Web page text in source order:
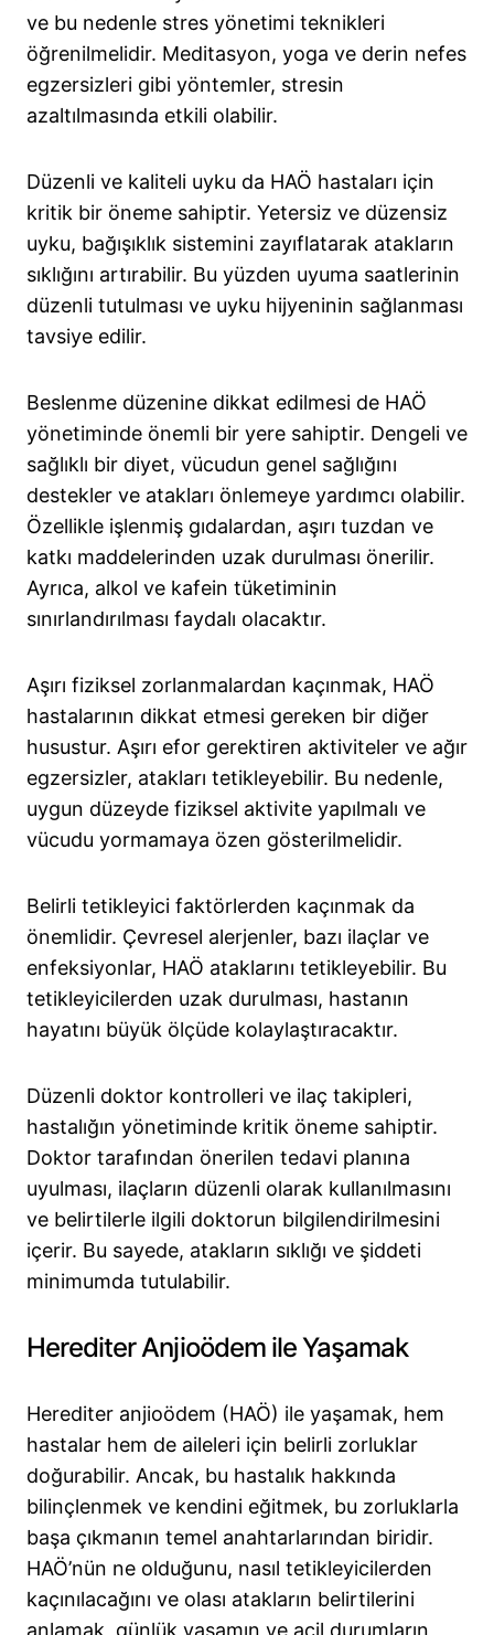
ve bu nedenle stres yönetimi teknikleri
öğrenilmelidir. Meditasyon, yoga ve derin nefes
egzersizleri gibi yöntemler, stresin
azaltılmasında etkili olabilir.
Düzenli ve kaliteli uyku da HAÖ hastaları için
kritik bir öneme sahiptir. Yetersiz ve düzensiz
uyku, bağışıklık sistemini zayıflatarak atakların
sıklığını artırabilir. Bu yüzden uyuma saatlerinin
düzenli tutulması ve uyku hijyeninin sağlanması
tavsiye edilir.
Beslenme düzenine dikkat edilmesi de HAÖ
yönetiminde önemli bir yere sahiptir. Dengeli ve
sağlıklı bir diyet, vücudun genel sağlığını
destekler ve atakları önlemeye yardımcı olabilir.
Özellikle işlenmiş gıdalardan, aşırı tuzdan ve
katkı maddelerinden uzak durulması önerilir.
Ayrıca, alkol ve kafein tüketiminin
sınırlandırılması faydalı olacaktır.
Aşırı fiziksel zorlanmalardan kaçınmak, HAÖ
hastalarının dikkat etmesi gereken bir diğer
husustur. Aşırı efor gerektiren aktiviteler ve ağır
egzersizler, atakları tetikleyebilir. Bu nedenle,
uygun düzeyde fiziksel aktivite yapılmalı ve
vücudu yormamaya özen gösterilmelidir.
Belirli tetikleyici faktörlerden kaçınmak da
önemlidir. Çevresel alerjenler, bazı ilaçlar ve
enfeksiyonlar, HAÖ ataklarını tetikleyebilir. Bu
tetikleyicilerden uzak durulması, hastanın
hayatını büyük ölçüde kolaylaştıracaktır.
Düzenli doktor kontrolleri ve ilaç takipleri,
hastalığın yönetiminde kritik öneme sahiptir.
Doktor tarafından önerilen tedavi planına
uyulması, ilaçların düzenli olarak kullanılmasını
ve belirtilerle ilgili doktorun bilgilendirilmesini
içerir. Bu sayede, atakların sıklığı ve şiddeti
minimumda tutulabilir.
Herediter Anjioödem ile Yaşamak
Herediter anjioödem (HAÖ) ile yaşamak, hem
hastalar hem de aileleri için belirli zorluklar
doğurabilir. Ancak, bu hastalık hakkında
bilinçlenmek ve kendini eğitmek, bu zorluklarla
başa çıkmanın temel anahtarlarından biridir.
HAÖ’nün ne olduğunu, nasıl tetikleyicilerden
kaçınılacağını ve olası atakların belirtilerini